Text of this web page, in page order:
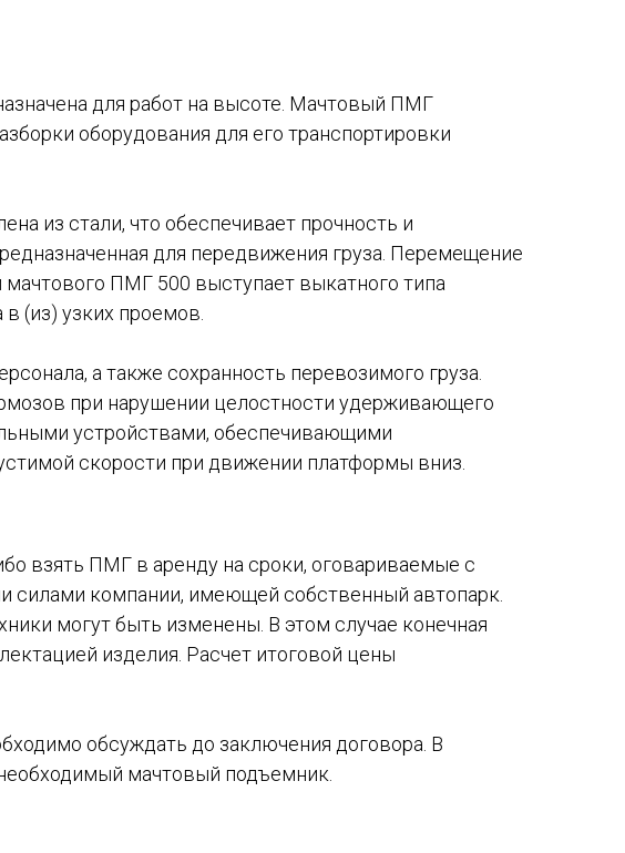
для работ на высоте. Мачтовый ПМГ
оборудования для его транспортировки
из стали, что обеспечивает прочность и
для передвижения груза. Перемещение
ПМГ 500 выступает выкатного типа
(из) узких проемов.
а также сохранность перевозимого груза.
при нарушении целостности удерживающего
устройствами, обеспечивающими
скорости при движении платформы вниз.
взять ПМГ в аренду на сроки, оговариваемые с
компании, имеющей собственный автопарк.
могут быть изменены. В этом случае конечная
изделия. Расчет итоговой цены
обсуждать до заключения договора. В
мачтовый подъемник.